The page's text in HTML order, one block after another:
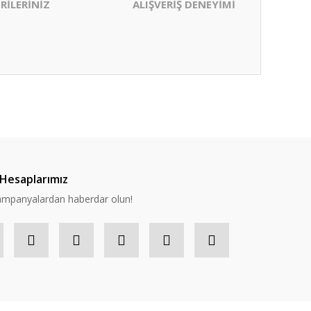
ALIŞVERİŞ DENEYİMİ
haberdar olun!